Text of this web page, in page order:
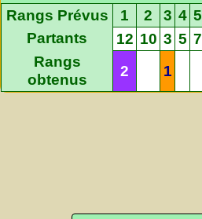
Rangs Prévus
1 2 3 4 5
Partants
12 10 3 5 7
Rangs
obtenus
2 1